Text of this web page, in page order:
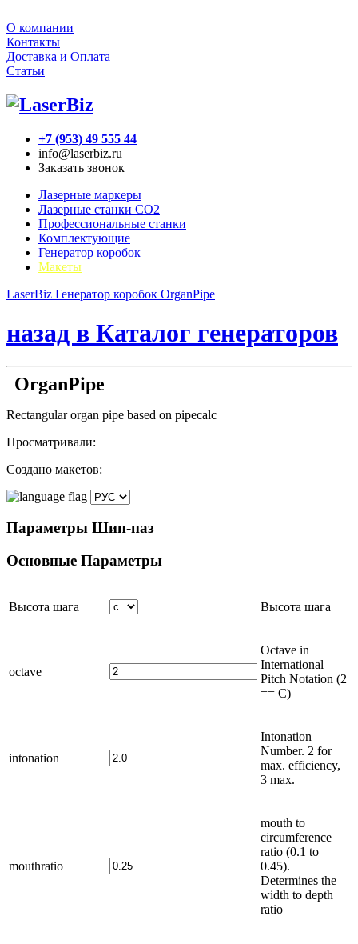
О компании
Контакты
Доставка и Оплата
Статьи
+7 (953) 49 555 44
info@laserbiz.ru
Заказать звонок
Лазерные маркеры
Лазерные станки CO2
Профессиональные станки
Комплектующие
Генератор коробок
Макеты
LaserBiz Генератор коробок OrganPipe
назад в Каталог генераторов
OrganPipe
Rectangular organ pipe based on pipecalc
Просматривали:
Создано макетов:
Параметры Шип-паз
Основные Параметры
Высота шага Высота шага
octave
Octave in
International
Pitch Notation (2
== C)
intonation
Intonation
Number. 2 for
max. efficiency,
3 max.
mouthratio
mouth to
circumference
ratio (0.1 to
0.45).
Determines the
width to depth
ratio